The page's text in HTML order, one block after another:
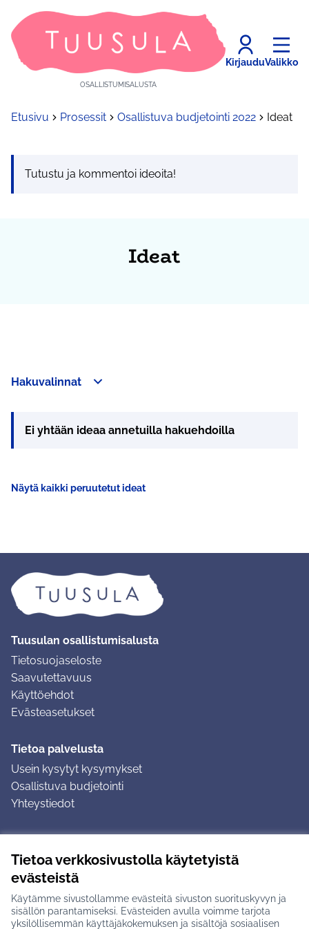
Tietoa verkkosivustolla käytetyistä
evästeistä
Käytämme sivustollamme evästeitä sivuston suorituskyvyn ja
sisällön parantamiseksi. Evästeiden avulla voimme tarjota
yksilöllisemmän käyttäjäkokemuksen ja sisältöjä sosiaalisen
OSALLISTUMISALUSTA
KirjauduValikko
Etusivu Prosessit Osallistuva budjetointi 2022 Ideat
Tutustu ja kommentoi ideoita!
Ideat
Hakuvalinnat
Ei yhtään ideaa annetuilla hakuehdoilla
Näytä kaikki peruutetut ideat
Tuusulan osallistumisalusta
Tietosuojaseloste
Saavutettavuus
Käyttöehdot
Evästeasetukset
Tietoa palvelusta
Usein kysytyt kysymykset
Osallistuva budjetointi
Yhteystiedot
Ohjeet kirjautumiseen
Ohjeet kommentin jättämiseen